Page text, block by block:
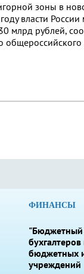
зоны в
власти
млрд рублей,
ФИНАНСЫ
"Бюджетный
бюджетных
учреждений